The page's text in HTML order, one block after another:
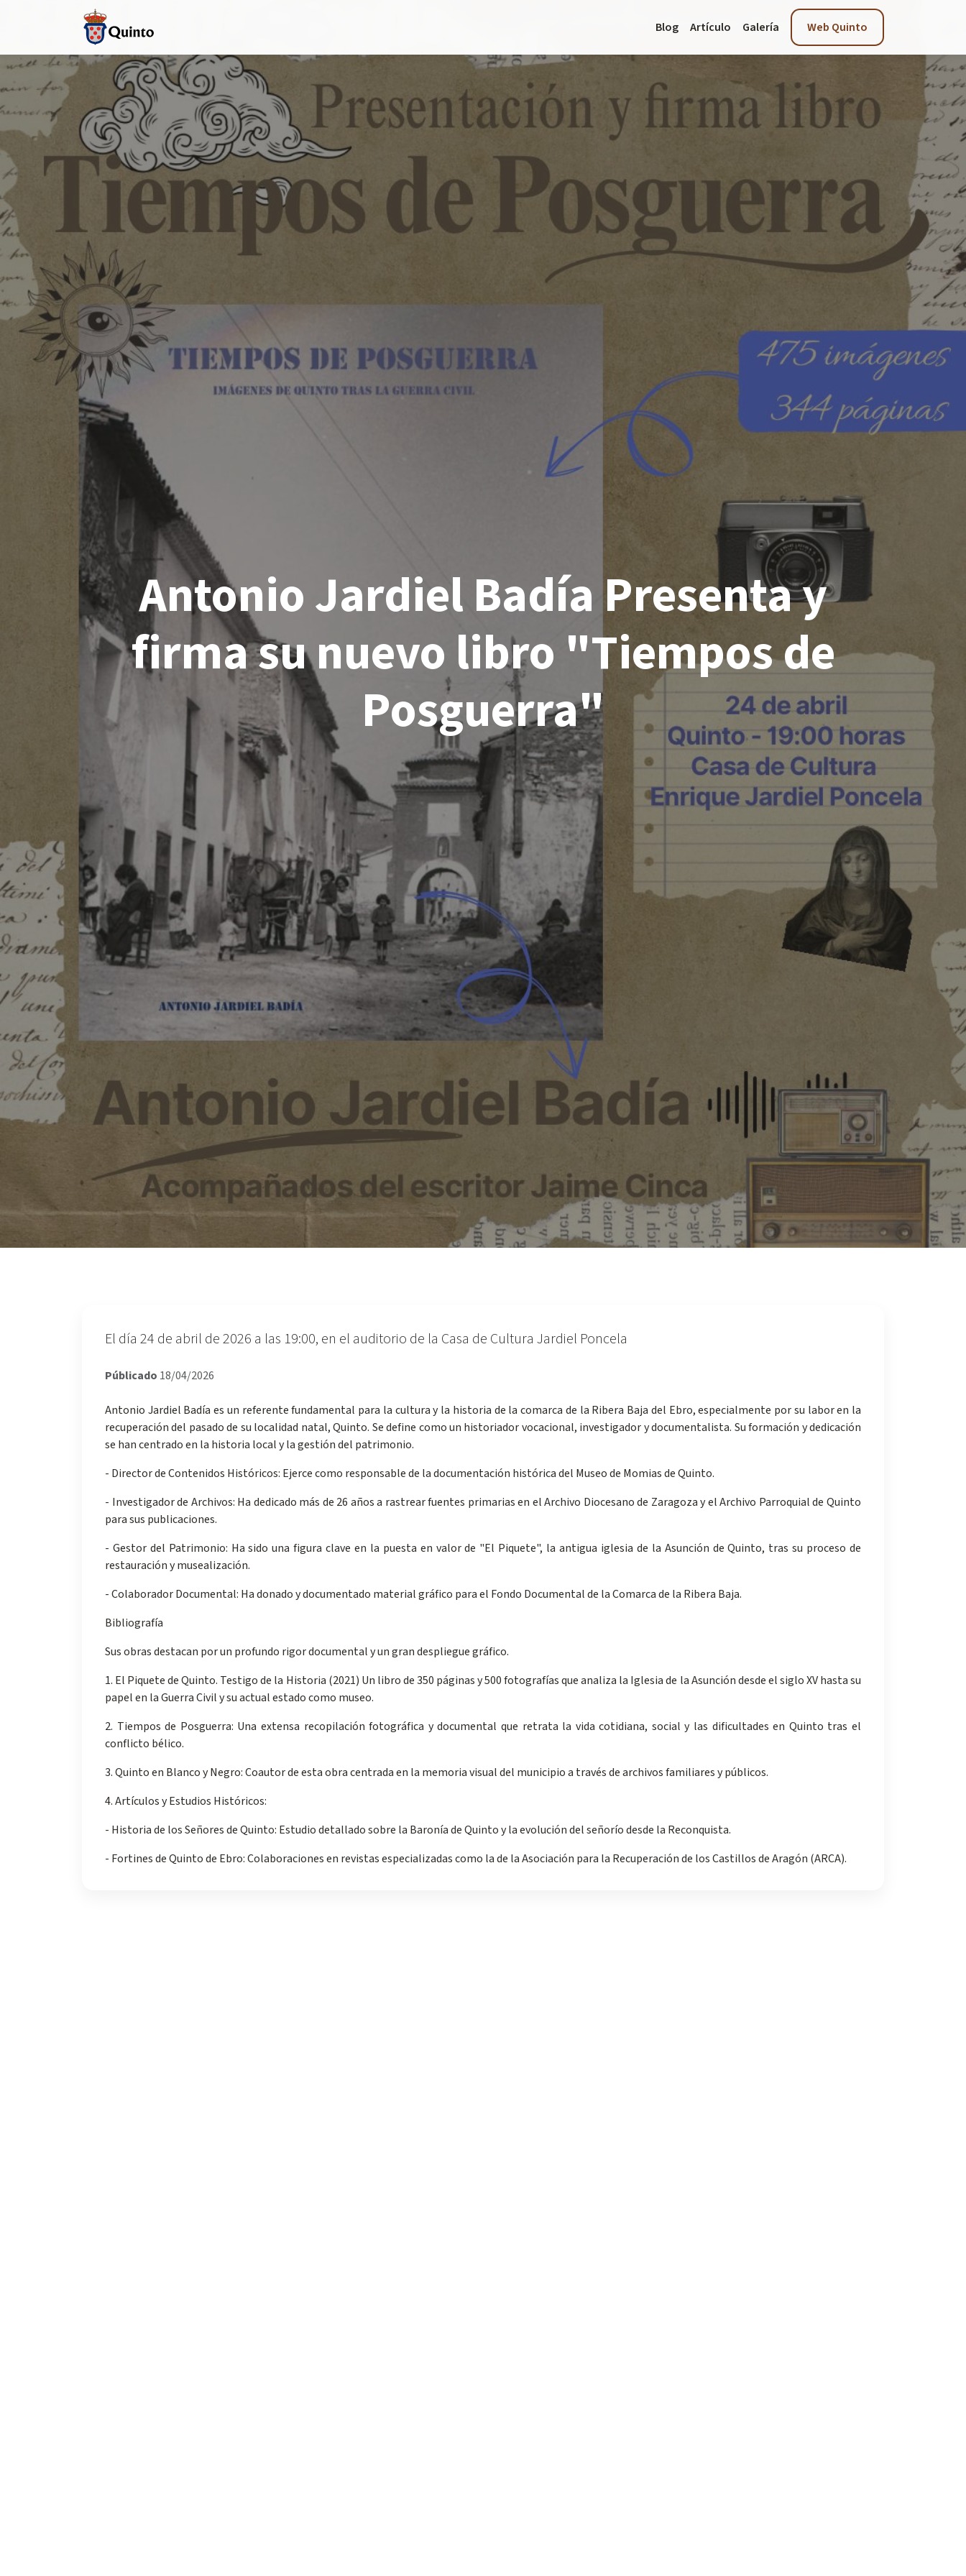
Blog Artículo Galería Web Quinto
Antonio Jardiel Badía Presenta y
firma su nuevo libro "Tiempos de
Posguerra"
El día 24 de abril de 2026 a las 19:00, en el auditorio de la Casa de Cultura Jardiel Poncela
Públicado 18/04/2026
Antonio Jardiel Badía es un referente fundamental para la cultura y la historia de la comarca de la Ribera Baja del Ebro, especialmente por su labor en la
recuperación del pasado de su localidad natal, Quinto. Se define como un historiador vocacional, investigador y documentalista. Su formación y dedicación
se han centrado en la historia local y la gestión del patrimonio.
- Director de Contenidos Históricos: Ejerce como responsable de la documentación histórica del Museo de Momias de Quinto.
- Investigador de Archivos: Ha dedicado más de 26 años a rastrear fuentes primarias en el Archivo Diocesano de Zaragoza y el Archivo Parroquial de Quinto
para sus publicaciones.
- Gestor del Patrimonio: Ha sido una figura clave en la puesta en valor de "El Piquete", la antigua iglesia de la Asunción de Quinto, tras su proceso de
restauración y musealización.
- Colaborador Documental: Ha donado y documentado material gráfico para el Fondo Documental de la Comarca de la Ribera Baja.
Bibliografía
Sus obras destacan por un profundo rigor documental y un gran despliegue gráfico.
1. El Piquete de Quinto. Testigo de la Historia (2021) Un libro de 350 páginas y 500 fotografías que analiza la Iglesia de la Asunción desde el siglo XV hasta su
papel en la Guerra Civil y su actual estado como museo.
2. Tiempos de Posguerra: Una extensa recopilación fotográfica y documental que retrata la vida cotidiana, social y las dificultades en Quinto tras el
conflicto bélico.
3. Quinto en Blanco y Negro: Coautor de esta obra centrada en la memoria visual del municipio a través de archivos familiares y públicos.
4. Artículos y Estudios Históricos:
- Historia de los Señores de Quinto: Estudio detallado sobre la Baronía de Quinto y la evolución del señorío desde la Reconquista.
- Fortines de Quinto de Ebro: Colaboraciones en revistas especializadas como la de la Asociación para la Recuperación de los Castillos de Aragón (ARCA).